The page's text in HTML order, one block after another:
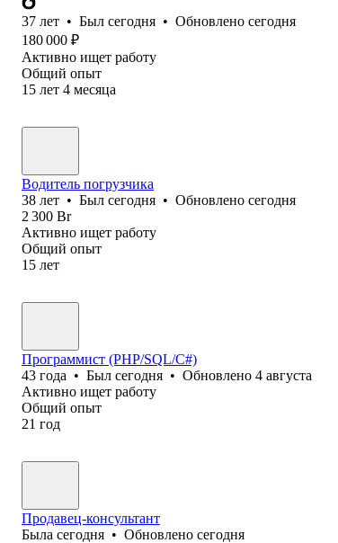
37 лет • Был сегодня • Обновлено сегодня
180 000 ₽
Активно ищет работу
Общий опыт
15 лет 4 месяца
Водитель погрузчика
38 лет • Был сегодня • Обновлено сегодня
2 300 Br
Активно ищет работу
Общий опыт
15 лет
Программист (PHP/SQL/C#)
43 года • Был сегодня • Обновлено 4 августа
Активно ищет работу
Общий опыт
21 год
Продавец-консультант
Была сегодня • Обновлено сегодня